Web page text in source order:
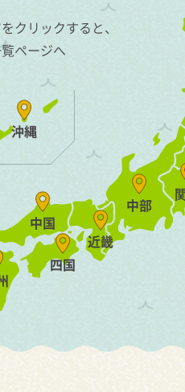
クリックすると、
ページへ
中部
近畿
中国
四国
沖縄